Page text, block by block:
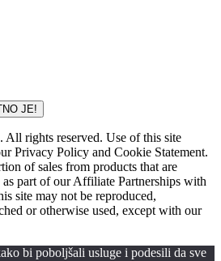
PRETPLATI ME, BESPLATNO JE!
rights reserved. Use of this site
Privacy Policy and Cookie Statement.
of sales from products that are
part of our Affiliate Partnerships with
site may not be reproduced,
or otherwise used, except with our
bi poboljšali usluge i podesili da sve